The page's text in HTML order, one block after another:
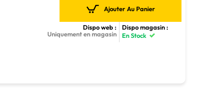
Ajouter Au Panier
Dispo web :
Uniquement en magasin
Dispo magasin :
En Stock